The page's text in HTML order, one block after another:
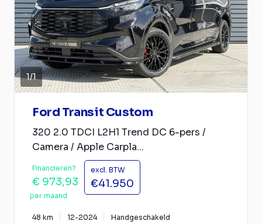
1/1
Ford Transit Custom
320 2.0 TDCI L2H1 Trend DC 6-pers /
Camera / Apple Carpla...
Financieren?
€ 973,93
per maand
excl. BTW
€41.950
48 km 12-2024 Handgeschakeld